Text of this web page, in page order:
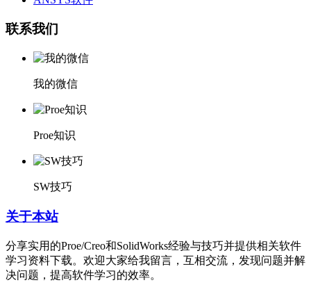
联系我们
我的微信
Proe知识
SW技巧
关于本站
分享实用的Proe/Creo和SolidWorks经验与技巧并提供相关软件
学习资料下载。欢迎大家给我留言，互相交流，发现问题并解
决问题，提高软件学习的效率。